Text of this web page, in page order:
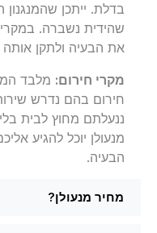
בדלת. ייתכן שהמנגנון
שהידית נשברה. במקרים
את הבעיה ולתקן אותה
מקרי חירום:מלבד המקרים
חירום בהם נדרש שירות
ננעלתם מחוץ לבית
מנעולן יוכל להגיע אליכם
הבעיה.
מחיר מנעולן?